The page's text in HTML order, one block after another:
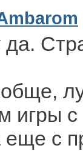
да.
игры
еще с